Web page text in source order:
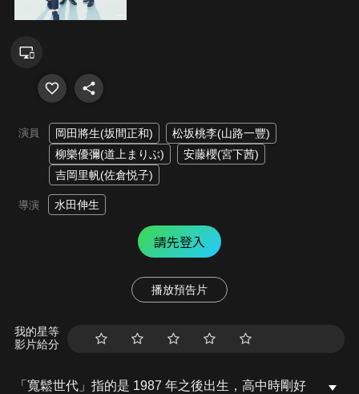
演員 岡田將生(坂間正和)
松坂桃李(山路一豐)
柳樂優彌(道上まりぶ)
安藤櫻(宮下茜)
吉岡里帆(佐倉悦子)
導演 水田伸生
請先登入
播放預告片
我的星等
影片給分
「寬鬆世代」指的是 1987 年之後出生，高中時剛好